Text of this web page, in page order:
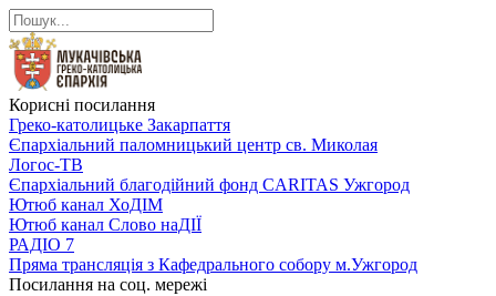
Корисні посилання
Греко-католицьке Закарпаття
Єпархіальний паломницький центр св. Миколая
Логос-ТВ
Єпархіальний благодійний фонд CARITAS Ужгород
Ютюб канал ХоДІМ
Ютюб канал Слово наДІЇ
РАДІО 7
Пряма трансляція з Кафедрального собору м.Ужгород
Посилання на соц. мережі